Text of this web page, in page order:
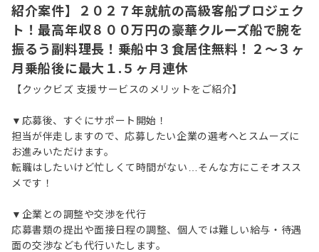
紹介案件】２０２７年就航の高級客船プロジェク
ト！最高年収８００万円の豪華クルーズ船で腕を
振るう副料理長！乗船中３食居住無料！２〜３ヶ
月乗船後に最大１.５ヶ月連休
【クックビズ 支援サービスのメリットをご紹介】
▼応募後、すぐにサポート開始！
担当が伴走しますので、応募したい企業の選考へとスムーズに
お進みいただけます。
転職はしたいけど忙しくて時間がない…そんな方にこそオスス
メです！
▼企業との調整や交渉を代行
応募書類の提出や面接日程の調整、個人では難しい給与・待遇
面の交渉なども代行いたします。